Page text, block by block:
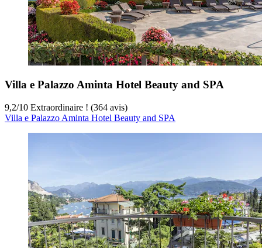
Villa e Palazzo Aminta Hotel Beauty and SPA
9,2/10 Extraordinaire ! (364 avis)
Villa e Palazzo Aminta Hotel Beauty and SPA